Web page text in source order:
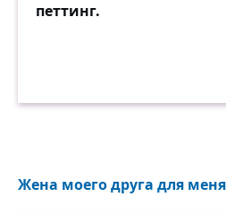
петтинг.
Жена моего друга для